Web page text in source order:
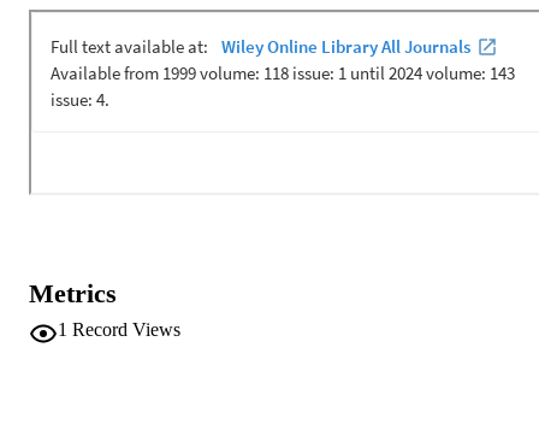
Metrics
1 Record Views